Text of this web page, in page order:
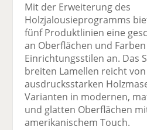
Mit der Erweiterung des
Holzjalousieprogramms
fünf Produktlinien eine
an Oberflächen und
Einrichtungsstilen an. Das
breiten Lamellen reicht
ausdrucksstarken
Varianten in modernen,
und glatten Oberflächen
amerikanischem Touch.